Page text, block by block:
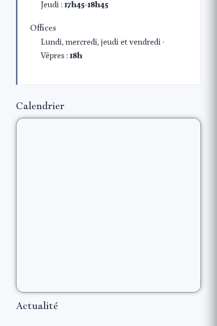
Jeudi :17h45-18h45
Offices
Lundi, mercredi, jeudi et vendredi ·
Vêpres :18h
Calendrier
Actualité